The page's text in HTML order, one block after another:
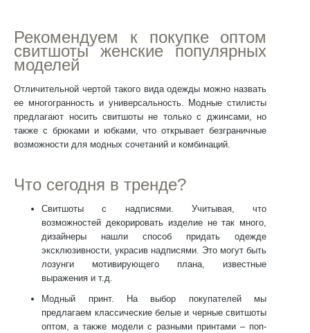
Рекомендуем к покупке оптом
свитшоты женские популярных
моделей
Отличительной чертой такого вида одежды можно назвать
ее многогранность и универсальность. Модные стилисты
предлагают носить свитшоты не только с джинсами, но
также с брюками и юбками, что открывает безграничные
возможности для модных сочетаний и комбинаций.
Что сегодня в тренде?
Свитшоты с надписями. Учитывая, что
возможностей декорировать изделие не так много,
дизайнеры нашли способ придать одежде
эксклюзивности, украсив надписями. Это могут быть
лозунги мотивирующего плана, известные
выражения и т.д.
Модный принт. На выбор покупателей мы
предлагаем классические белые и черные свитшоты
оптом, а также модели с разными принтами – поп-